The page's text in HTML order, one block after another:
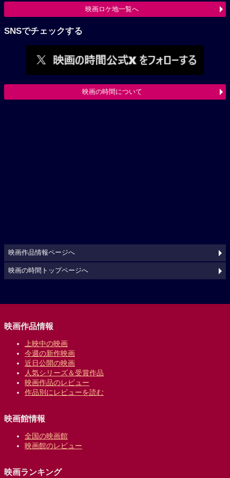
映画ロケ地一覧へ
SNSでチェックする
映画の時間について
映画作品情報ページへ
映画の時間トップページへ
映画作品情報
上映中の映画
今週の新作映画
近日公開の映画
人気シリーズ＆受賞作品
映画作品のレビュー
作品別にレビューを読む
映画館情報
全国の映画館
映画館のレビュー
映画ランキング